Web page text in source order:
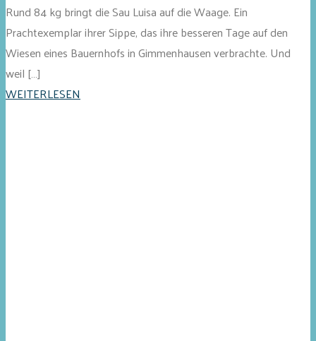
Rund 84 kg bringt die Sau Luisa auf die Waage. Ein
Prachtexemplar ihrer Sippe, das ihre besseren Tage auf den
Wiesen eines Bauernhofs in Gimmenhausen verbrachte. Und
weil […]
WEITERLESEN